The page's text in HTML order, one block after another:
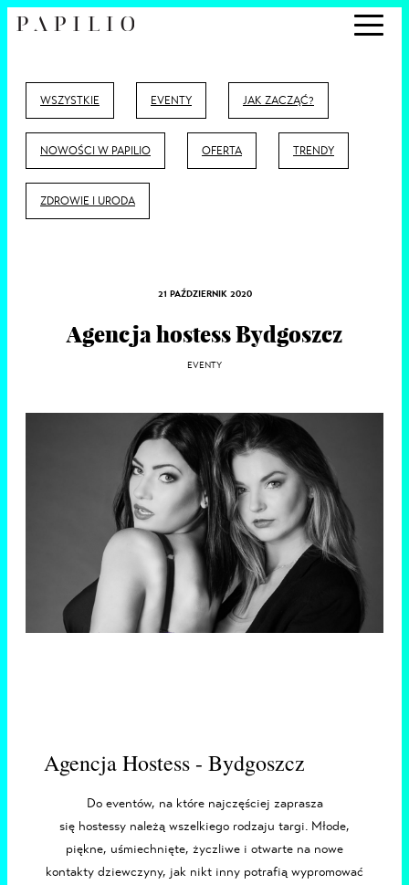
WSZYSTKIE EVENTY JAK ZACZĄĆ?
NOWOŚCI W PAPILIO OFERTA TRENDY
ZDROWIE I URODA
21 PAŹDZIERNIK 2020
Agencja hostess Bydgoszcz
EVENTY
Agencja Hostess - Bydgoszcz
Do eventów, na które najczęściej zaprasza
się hostessy należą wszelkiego rodzaju targi. Młode,
piękne, uśmiechnięte, życzliwe i otwarte na nowe
kontakty dziewczyny, jak nikt inny potrafią wypromować